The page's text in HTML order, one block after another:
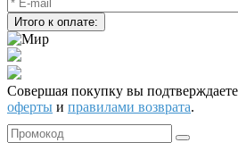
Совершая покупку вы
оферты и правилами возврата.